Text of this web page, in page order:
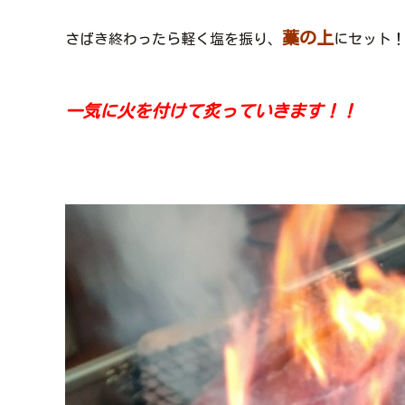
さばき終わったら軽く塩を振り、 藁の上にセット
一気に火を付けて炙っていきます！！